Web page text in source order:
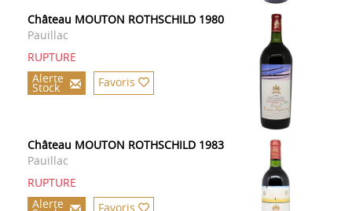
Château MOUTON ROTHSCHILD 1980
Pauillac
RUPTURE
Alerte
Stock Favoris
Château MOUTON ROTHSCHILD 1983
Pauillac
RUPTURE
Alerte
Favoris